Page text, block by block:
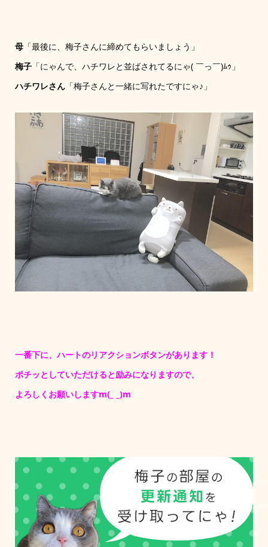
母「最後に、梅子さんに締めてもらいましょう」
梅子「にゃんで、ハチワレと並ばされてるにゃ( ￣っ￣)ﾑｩ」
ハチワレさん「梅子さんと一緒に写れたですにゃ♪」
一番下に、ハートのリアクションボタンがあります！
ポチッとしていただけると励みになりますので、
よろしくお願いしますm(_ _)m